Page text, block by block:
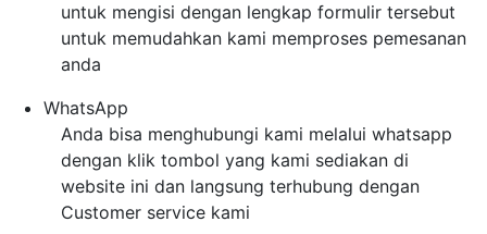
untuk mengisi dengan lengkap formulir tersebut
untuk memudahkan kami memproses pemesanan
anda
WhatsApp
Anda bisa menghubungi kami melalui whatsapp
dengan klik tombol yang kami sediakan di
website ini dan langsung terhubung dengan
Customer service kami